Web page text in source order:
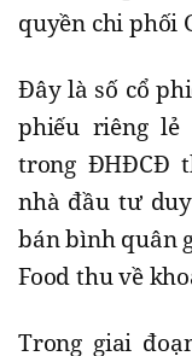
quyền chi phối
Đây là số cổ
phiếu riêng lẻ
trong ĐHĐCĐ
nhà đầu tư
bán bình quân
Food thu về
Trong giai